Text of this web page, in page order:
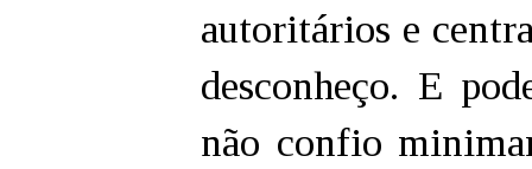
autoritários e
desconheço. E
não confio